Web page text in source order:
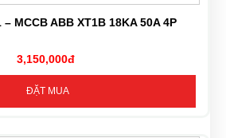
– MCCB ABB XT1B 18KA 50A 4P
3,150,000đ
ĐẶT MUA